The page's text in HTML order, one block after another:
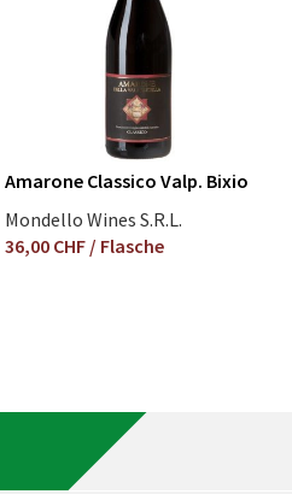
Amarone Classico Valp. Bixio
Mondello Wines S.R.L.
36,00 CHF / Flasche